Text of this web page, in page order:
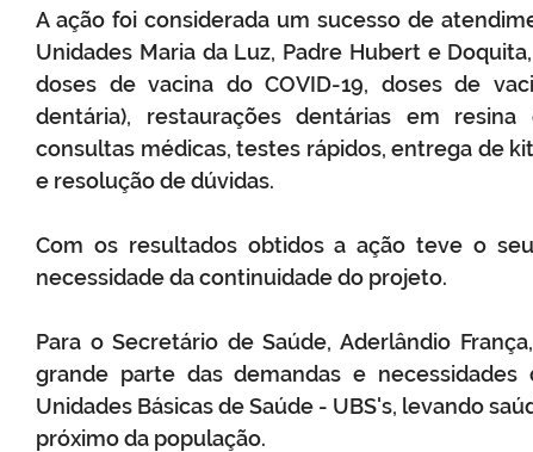
A ação foi considerada um sucesso de
Unidades Maria da Luz, Padre Hubert e
doses de vacina do COVID-19, doses de
dentária), restaurações dentárias em resina
consultas médicas, testes rápidos, entrega de
e resolução de dúvidas.
Com os resultados obtidos a ação teve o
necessidade da continuidade do projeto.
Para o Secretário de Saúde, Aderlândio
grande parte das demandas e necessidades
Unidades Básicas de Saúde - UBS's, levando
próximo da população.